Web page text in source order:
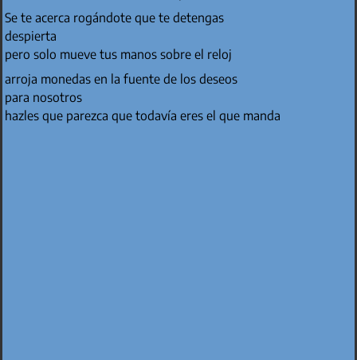
Se te acerca rogándote que te detengas
despierta
pero solo mueve tus manos sobre el reloj
arroja monedas en la fuente de los deseos
para nosotros
hazles que parezca que todavía eres el que manda